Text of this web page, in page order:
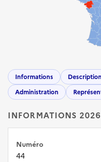
Informations Description
Administration
INFORMATIONS 2026
Numéro
44